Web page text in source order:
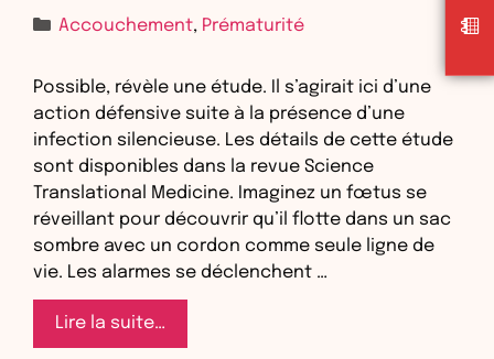
Catégories
Accouchement, Prématurité
Possible, révèle une étude. Il s’agirait ici d’une
action défensive suite à la présence d’une
infection silencieuse. Les détails de cette étude
sont disponibles dans la revue Science
Translational Medicine. Imaginez un fœtus se
réveillant pour découvrir qu’il flotte dans un sac
sombre avec un cordon comme seule ligne de
vie. Les alarmes se déclenchent …
Lire la suite…
bébés